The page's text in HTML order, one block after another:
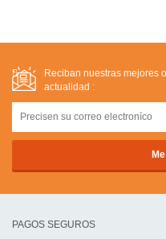
Reciban nuestras mejores
actualidad :
PAGOS SEGUROS